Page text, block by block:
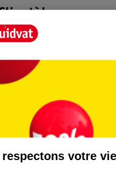
Livraison
respectons votre